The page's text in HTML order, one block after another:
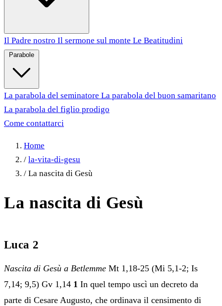
Il Padre nostro Il sermone sul monte Le Beatitudini
La parabola del seminatore La parabola del buon samaritano
La parabola del figlio prodigo
Come contattarci
Home
/ la-vita-di-gesu
/ La nascita di Gesù
La nascita di Gesù
Luca 2
Nascita di Gesù a Betlemme Mt 1,18-25 (Mi 5,1-2; Is
7,14; 9,5) Gv 1,14 1 In quel tempo uscì un decreto da
parte di Cesare Augusto, che ordinava il censimento di